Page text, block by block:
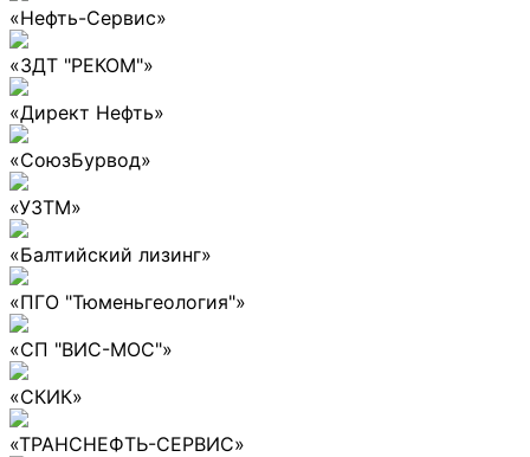
«Нефть-Сервис»
«ЗДТ "РЕКОМ"»
«Директ Нефть»
«СоюзБурвод»
«УЗТМ»
«Балтийский лизинг»
«ПГО "Тюменьгеология"»
«СП "ВИС-МОС"»
«СКИК»
«ТРАНСНЕФТЬ-СЕРВИС»